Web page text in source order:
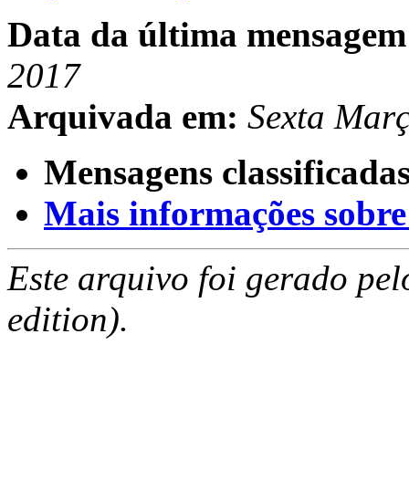
Data da última
2017
Arquivada em: Sexta
Mensagens
Mais informações
Este arquivo foi gerado
edition).